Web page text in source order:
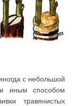
с небольшой
иным способом
травянистых